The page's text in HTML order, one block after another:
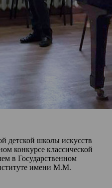
детской школы искусств
конкурсе классической
в Государственном
имени М.М.